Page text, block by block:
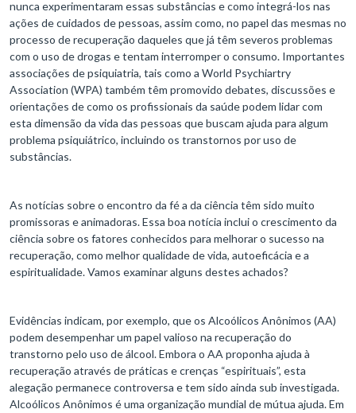
nunca experimentaram essas substâncias e como integrá-los nas
ações de cuidados de pessoas, assim como, no papel das mesmas no
processo de recuperação daqueles que já têm severos problemas
com o uso de drogas e tentam interromper o consumo. Importantes
associações de psiquiatria, tais como a World Psychiartry
Association (WPA) também têm promovido debates, discussões e
orientações de como os profissionais da saúde podem lidar com
esta dimensão da vida das pessoas que buscam ajuda para algum
problema psiquiátrico, incluindo os transtornos por uso de
substâncias.
As notícias sobre o encontro da fé a da ciência têm sido muito
promissoras e animadoras. Essa boa notícia inclui o crescimento da
ciência sobre os fatores conhecidos para melhorar o sucesso na
recuperação, como melhor qualidade de vida, autoeficácia e a
espiritualidade. Vamos examinar alguns destes achados?
Evidências indicam, por exemplo, que os Alcoólicos Anônimos (AA)
podem desempenhar um papel valioso na recuperação do
transtorno pelo uso de álcool. Embora o AA proponha ajuda à
recuperação através de práticas e crenças “espirituais”, esta
alegação permanece controversa e tem sido ainda sub investigada.
Alcoólicos Anônimos é uma organização mundial de mútua ajuda. Em